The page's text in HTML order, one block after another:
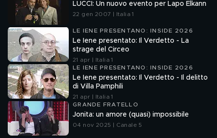
LUCCI: Un nuovo evento per Lapo Elkann
22 gen 2007 | Italia 1
LE IENE PRESENTANO: INSIDE 2026
Le Iene presentato: Il Verdetto - La
strage del Circeo
21 apr | Italia 1
LE IENE PRESENTANO: INSIDE 2026
Le Iene presentato: Il Verdetto - Il delitto
di Villa Pamphili
21 apr | Italia 1
GRANDE FRATELLO
Jonita: un amore (quasi) impossibile
04 nov 2025 | Canale 5